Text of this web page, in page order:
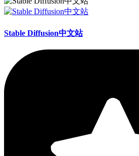
Stable Diffusion中文站